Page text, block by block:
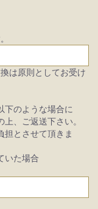
は原則としてお受け
下のような場合に
、ご返送下さい。
担とさせて頂きま
いた場合